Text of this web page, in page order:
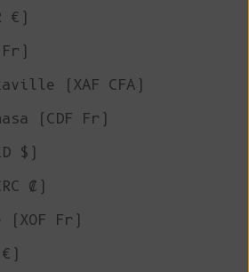
€)
Fr)
(XAF CFA)
(CDF Fr)
$)
₡)
Fr)